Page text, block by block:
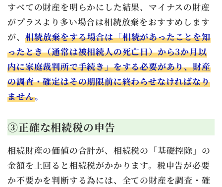
すべての財産を明らかにした結果、マイナスの財産
がプラスより多い場合は相続放棄をおすすめします
が、 相続放棄をする場合は「相続があったことを知
ったとき（通常は被相続人の死亡日）から3か月以
内に家庭裁判所で手続き」をする必要があり、財産
の調査・確定はその期限前に終わらせなければなり
ません。
③正確な相続税の申告
相続財産の価値の合計が、相続税の「基礎控除」の
金額を上回ると相続税がかかります。税申告が必要
か不要かを判断する為には、全ての財産を調査・確